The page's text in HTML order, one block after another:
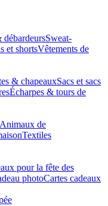
débardeursSweat-
et shortsVêtements de
& chapeauxSacs et sacs
Écharpes & tours de
de
Textiles
pour la fête des
photoCartes cadeaux